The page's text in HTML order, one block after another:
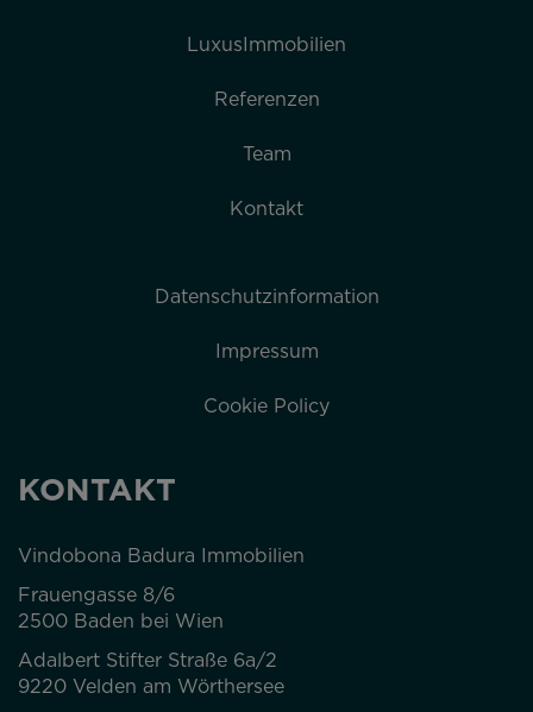
LuxusImmobilien
Referenzen
Team
Kontakt
Datenschutzinformation
Impressum
Cookie Policy
KONTAKT
Vindobona Badura Immobilien
Frauengasse 8/6
2500 Baden bei Wien
Adalbert Stifter Straße 6a/2
9220 Velden am Wörthersee